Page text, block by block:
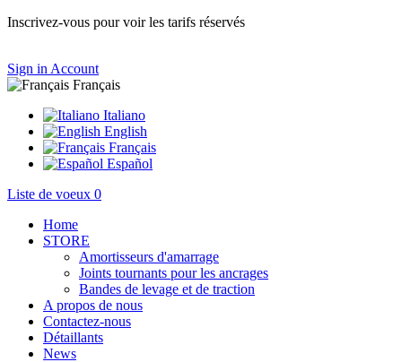
Inscrivez-vous pour voir les tarifs réservés
Sign in Account
Français
Italiano
English
Français
Español
Liste de voeux 0
Home
STORE
Amortisseurs d'amarrage
Joints tournants pour les ancrages
Bandes de levage et de traction
A propos de nous
Contactez-nous
Détaillants
News